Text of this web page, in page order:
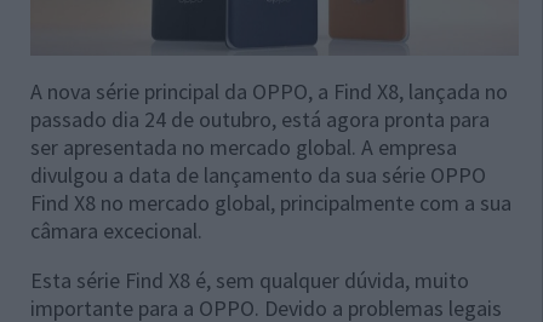
A nova série principal da OPPO, a Find X8, lançada no
passado dia 24 de outubro, está agora pronta para
ser apresentada no mercado global. A empresa
divulgou a data de lançamento da sua série OPPO
Find X8 no mercado global, principalmente com a sua
câmara excecional.
Esta série Find X8 é, sem qualquer dúvida, muito
importante para a OPPO. Devido a problemas legais